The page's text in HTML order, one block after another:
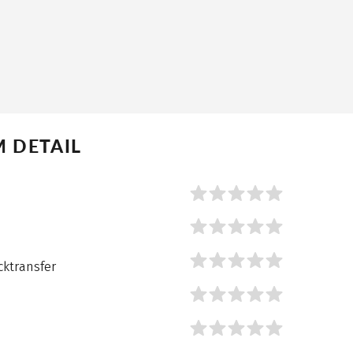
DETAIL
form.rating.onsiteSupport
Strecke
Reiseunterlagen